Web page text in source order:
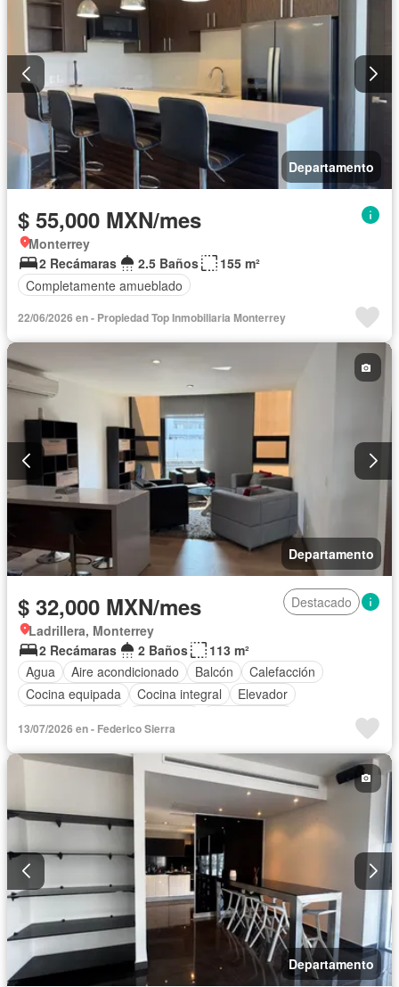
Departamento
$ 55,000 MXN/mes
Monterrey
2 Recámaras
2.5 Baños
155 m²
Completamente amueblado
22/06/2026 en - Propiedad Top Inmobiliaria Monterrey
Departamento
$ 32,000 MXN/mes
Destacado
Ladrillera, Monterrey
2 Recámaras
2 Baños
113 m²
Agua
Aire acondicionado Balcón
Calefacción
Cocina equipada
Cocina integral
Elevador
Completamente amueblado
13/07/2026 en - Federico Sierra
Departamento